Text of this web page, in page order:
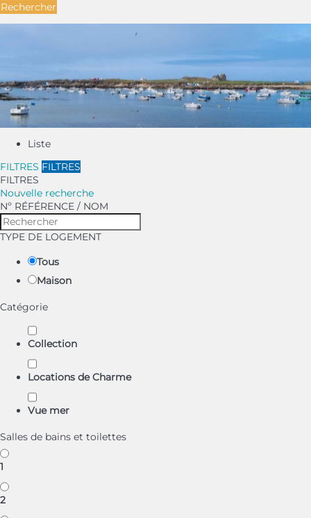
Rechercher
Liste
FILTRES FILTRES
FILTRES
Nouvelle recherche
Nº RÉFÉRENCE / NOM
TYPE DE LOGEMENT
Tous
Maison
Catégorie
Collection
Locations de Charme
Vue mer
Salles de bains et toilettes
1
2